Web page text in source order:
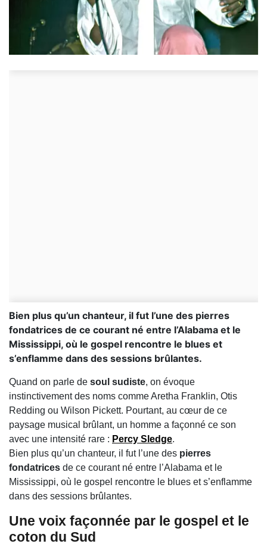
Bien plus qu’un chanteur, il fut l’une des pierres
fondatrices de ce courant né entre l’Alabama et le
Mississippi, où le gospel rencontre le blues et
s’enflamme dans des sessions brûlantes.
Quand on parle de soul sudiste, on évoque
instinctivement des noms comme Aretha Franklin, Otis
Redding ou Wilson Pickett. Pourtant, au cœur de ce
paysage musical brûlant, un homme a façonné ce son
avec une intensité rare : Percy Sledge.
Bien plus qu’un chanteur, il fut l’une des pierres
fondatrices de ce courant né entre l’Alabama et le
Mississippi, où le gospel rencontre le blues et s’enflamme
dans des sessions brûlantes.
Une voix façonnée par le gospel et le
coton du Sud